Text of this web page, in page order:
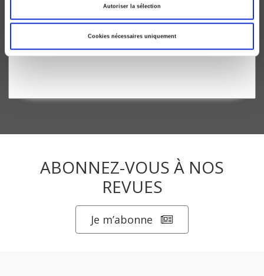
Autoriser la sélection
Cookies nécessaires uniquement
Le Mouvement rexiste jusqu'en 1940
Gilbert Etienne
ABONNEZ-VOUS À NOS
REVUES
Je m’abonne